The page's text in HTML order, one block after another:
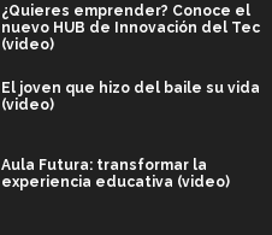
¿Quieres emprender? Conoce el
nuevo HUB de Innovación del Tec
(video)
El joven que hizo del baile su vida
(video)
Aula Futura: transformar la
experiencia educativa (video)